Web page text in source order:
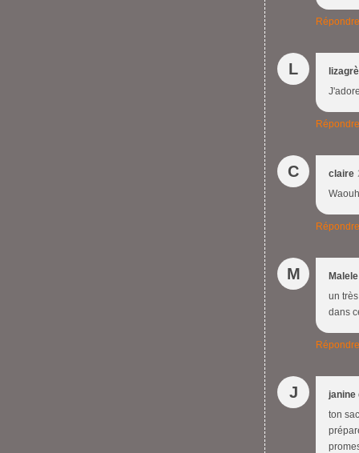
Répondre
L
Répondre
C claire
Répondre
M
Malele
un
dans
Répondre
J
janine
ton